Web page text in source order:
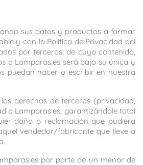
sus datos y productos a formar
y con la Política de Privacidad del
por terceros, de cuyo contenido,
a Lamparas.es será bajo su única y
puedan hacer o escribir en nuestra
derechos de terceros (privacidad,
a Lamparas.es, garantizándole total
daño o reclamación que pudiera
vendedor/fabricante que lleve a
por parte de un menor de